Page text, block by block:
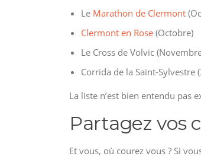
Le Marathon de Clermont
Clermont en Rose (Octobre)
Le Cross de Volvic
Corrida de la Saint-Sylvestre
La liste n’est bien entendu pas
Partagez vos
Et vous, où courez vous ? Si